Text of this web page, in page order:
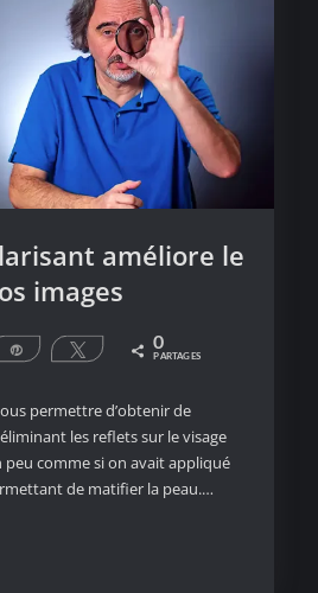
améliore le
images
Épingle Tweetez 0
PARTAGES
permettre d’obtenir de
les reflets sur le visage
comme si on avait appliqué
de matifier la peau.…